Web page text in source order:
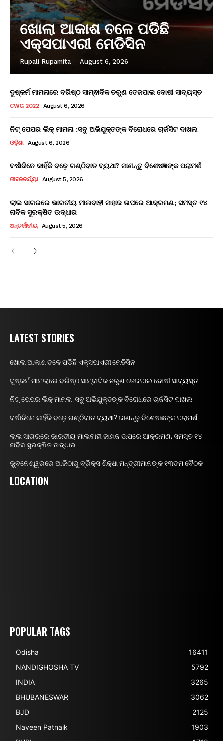
ଖୋଲା ଆକାଶ ତଳେ ପଡିଛି
ଏକ୍ସପାଏରୀ ମେଡିସିନ
Rupali Rupamita - August 6, 2026
ଦୁଷ୍କର୍ମ ମାମଲାରେ ବରିଷ୍ଠ ସାମ୍ଵାଦିକ ତରୁଣ ତେଜପାଲ ଦୋଷୀ ସାବ୍ୟସ୍ତ
CWG 2022 August 6, 2026
ନିଟ୍ ପେପର ଲିକ୍ ମାମଲା :ସବୁ ଅଭିଯୁକ୍ତଙ୍କ ବିରୋଧରେ ଚାର୍ଜସିଟ ଦାଖଲ
ଓଡ଼ିଶା August 6, 2026
ବର୍ଷାଦିନେ କାହିଁକି ବଢ଼େ ଗଣ୍ଠିବାତ ବ୍ୟଥା? ଜାଣନ୍ତୁ ବିଶେଷଜ୍ଞଙ୍କ ପରାମର୍ଶ
ଜୀବନଚର୍ଯ୍ୟା August 5, 2026
ଲାଲ ସାଗରରେ ଭାରତୀୟ ମାଲବାହୀ ଜାହାଜ ଉପରେ ଆକ୍ରମଣ; ସମସ୍ତ ୧୪
ନାବିକ ସୁରକ୍ଷିତ ଉଦ୍ଧାର
ଅନ୍ତର୍ଜାତୀୟ August 5, 2026
LATEST STORIES
ଖୋଲା ଆକାଶ ତଳେ ପଡିଛି ଏକ୍ସପାଏରୀ ମେଡିସିନ
ଦୁଷ୍କର୍ମ ମାମଲାରେ ବରିଷ୍ଠ ସାମ୍ଵାଦିକ ତରୁଣ ତେଜପାଲ ଦୋଷୀ ସାବ୍ୟସ୍ତ
ନିଟ୍ ପେପର ଲିକ୍ ମାମଲା :ସବୁ ଅଭିଯୁକ୍ତଙ୍କ ବିରୋଧରେ ଚାର୍ଜସିଟ ଦାଖଲ
ବର୍ଷାଦିନେ କାହିଁକି ବଢ଼େ ଗଣ୍ଠିବାତ ବ୍ୟଥା? ଜାଣନ୍ତୁ ବିଶେଷଜ୍ଞଙ୍କ ପରାମର୍ଶ
ଲାଲ ସାଗରରେ ଭାରତୀୟ ମାଲବାହୀ ଜାହାଜ ଉପରେ ଆକ୍ରମଣ; ସମସ୍ତ ୧୪
ନାବିକ ସୁରକ୍ଷିତ ଉଦ୍ଧାର
ଭୁବନେଶ୍ୱରରେ ଆଜିଠାରୁ ବ୍ରିକ୍ସ ଶିକ୍ଷା ମନ୍ତ୍ରୀମାନଙ୍କ ୧୩ତମ ବୈଠକ
LOCATION
POPULAR TAGS
Odisha
16411
NANDIGHOSHA TV
5792
INDIA
3265
BHUBANESWAR
3062
BJD
2125
Naveen Patnaik
1903